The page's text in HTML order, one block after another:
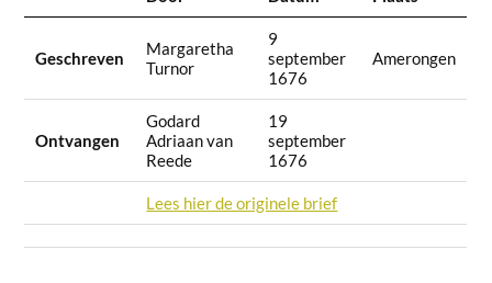
Geschreven
Margaretha
Turnor
9
september
1676
Amerongen
Ontvangen
Godard
Adriaan van
Reede
19
september
1676
Lees hier de originele brief